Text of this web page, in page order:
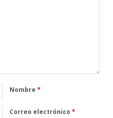
Nombre*
Correo electrónico*